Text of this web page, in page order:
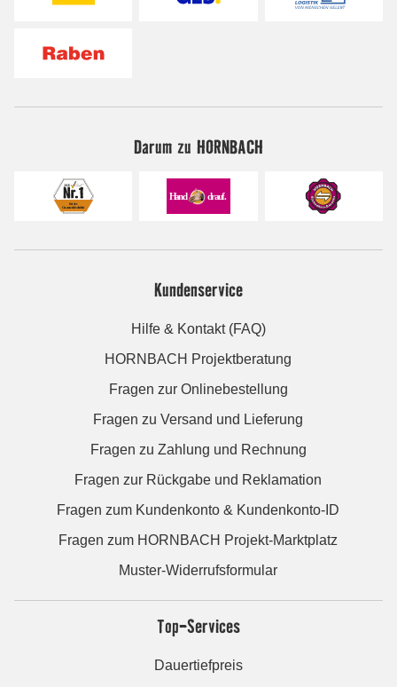
Darum zu HORNBACH
Kundenservice
Hilfe & Kontakt (FAQ)
HORNBACH Projektberatung
Fragen zur Onlinebestellung
Fragen zu Versand und Lieferung
Fragen zu Zahlung und Rechnung
Fragen zur Rückgabe und Reklamation
Fragen zum Kundenkonto & Kundenkonto-ID
Fragen zum HORNBACH Projekt-Marktplatz
Muster-Widerrufsformular
Top-Services
Dauertiefpreis